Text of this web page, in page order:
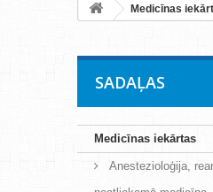
Medicīnas
SADAĻAS
Medicīnas iekārtas
Anestezioloģija,